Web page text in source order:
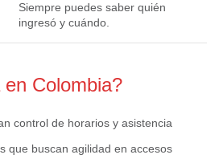
Siempre puedes saber quién
ingresó y cuándo.
Colombia?
control de horarios y asistencia
que buscan agilidad en accesos